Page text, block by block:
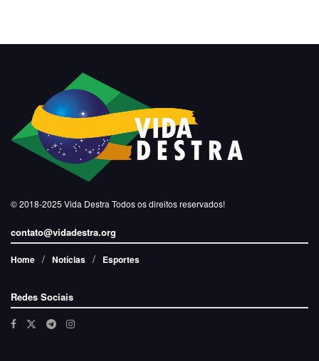
© 2018-2025 Vida Destra Todos os direitos reservados!
contato@vidadestra.org
Home Notícias Esportes
Redes Sociais